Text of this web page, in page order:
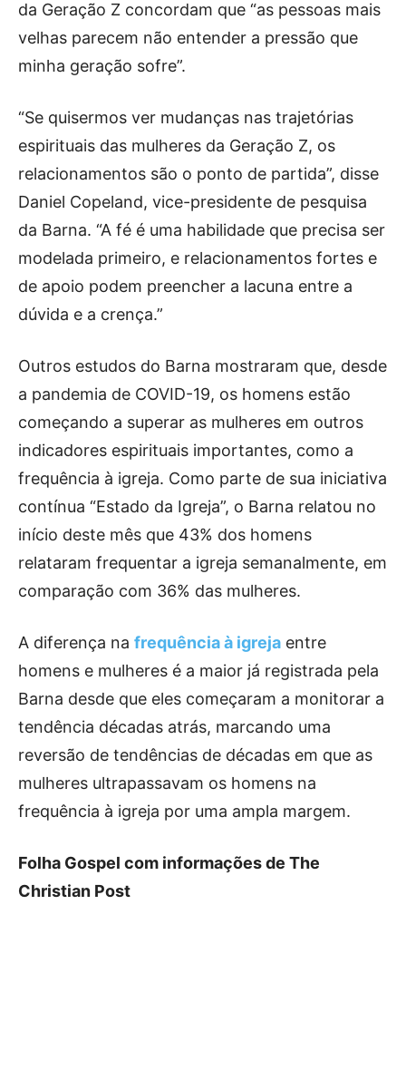
da Geração Z concordam que “as pessoas mais
velhas parecem não entender a pressão que
minha geração sofre”.
“Se quisermos ver mudanças nas trajetórias
espirituais das mulheres da Geração Z, os
relacionamentos são o ponto de partida”, disse
Daniel Copeland, vice-presidente de pesquisa
da Barna. “A fé é uma habilidade que precisa ser
modelada primeiro, e relacionamentos fortes e
de apoio podem preencher a lacuna entre a
dúvida e a crença.”
Outros estudos do Barna mostraram que, desde
a pandemia de COVID-19, os homens estão
começando a superar as mulheres em outros
indicadores espirituais importantes, como a
frequência à igreja. Como parte de sua iniciativa
contínua “Estado da Igreja”, o Barna relatou no
início deste mês que 43% dos homens
relataram frequentar a igreja semanalmente, em
comparação com 36% das mulheres.
A diferença na frequência à igreja entre
homens e mulheres é a maior já registrada pela
Barna desde que eles começaram a monitorar a
tendência décadas atrás, marcando uma
reversão de tendências de décadas em que as
mulheres ultrapassavam os homens na
frequência à igreja por uma ampla margem.
Folha Gospel com informações de The
Christian Post